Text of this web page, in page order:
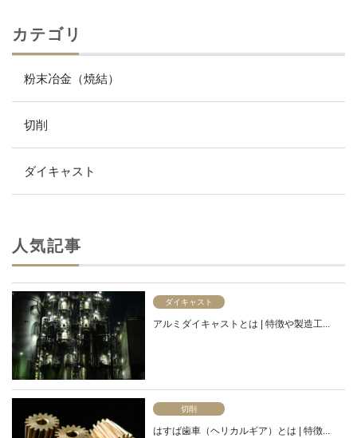
カテゴリ
粉末冶金（焼結）
切削
ダイキャスト
人気記事
ダイキャスト
アルミダイキャストとは | 特徴や製造工...
切削
はすば歯車（ヘリカルギア）とは | 特徴...